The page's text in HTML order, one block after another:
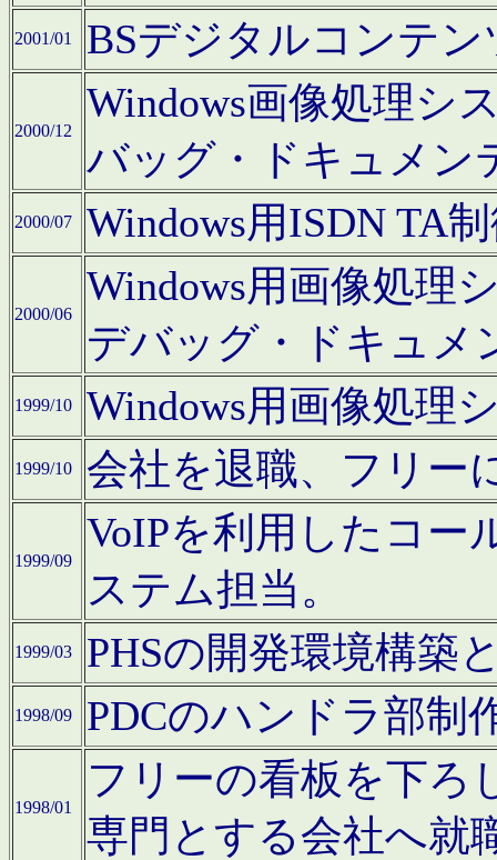
2001/01 BSデジタルコンテ
2000/12
Windows画像処理シ
バッグ・ドキュメン
2000/07 Windows用ISDN TA
2000/06
Windows用画像処理
デバッグ・ドキュメ
1999/10 Windows用画像処理
1999/10 会社を退職、フリー
1999/09
VoIPを利用したコー
ステム担当。
1999/03 PHSの開発環境構築
1998/09 PDCのハンドラ部制
1998/01
フリーの看板を下ろ
専門とする会社へ就